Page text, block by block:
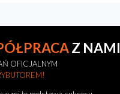
Z NAMI
OFICJALNYM